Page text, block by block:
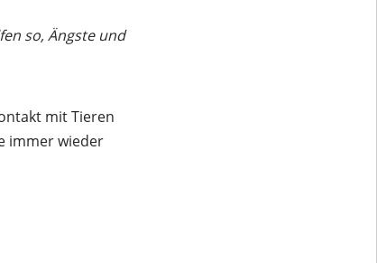
so, Ängste und
mit Tieren
immer wieder